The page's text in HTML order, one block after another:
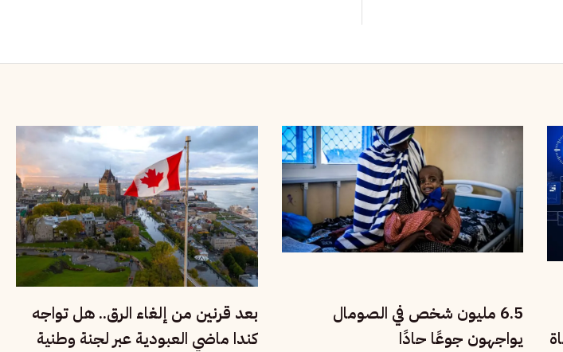
6.5 مليون شخص في الصومال
يواجهون جوعًا حادًا
بعد قرنين من إلغاء الرق.. هل تواجه
كندا ماضي العبودية عبر لجنة وطنية